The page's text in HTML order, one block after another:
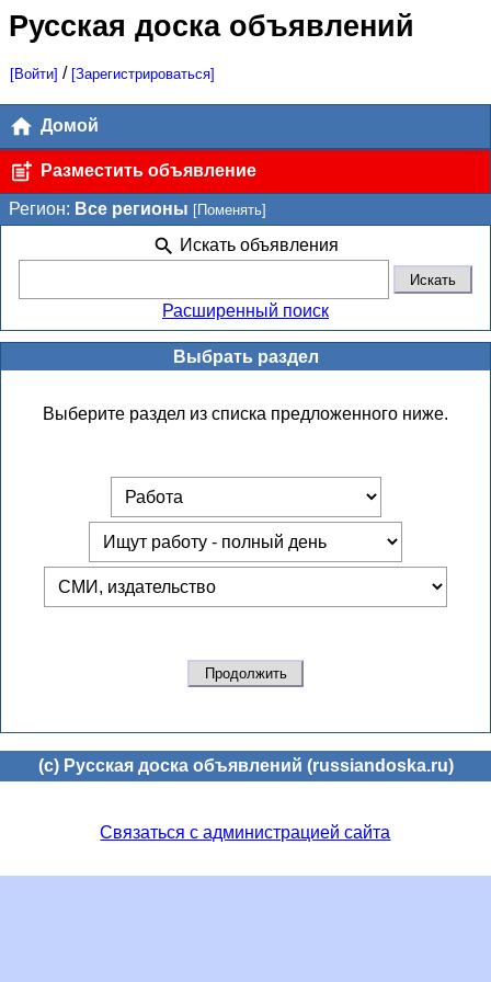
Русская доска объявлений
[Войти] / [Зарегистрироваться]
Домой
Разместить объявление
Регион: Все регионы [Поменять]
Искать объявления
Расширенный поиск
Выбрать раздел
Выберите раздел из списка предложенного ниже.
(c) Русская доска объявлений (russiandoska.ru)
Связаться с администрацией сайта